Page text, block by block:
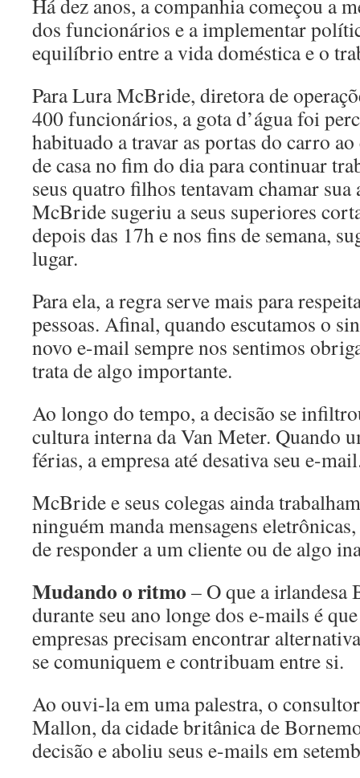
Há dez anos, a companhia começou a
dos funcionários e a implementar
equilíbrio entre a vida doméstica e o
Para Lura McBride, diretora de
400 funcionários, a gota d’água foi
habituado a travar as portas do carro
de casa no fim do dia para continuar
seus quatro filhos tentavam chamar sua
McBride sugeriu a seus superiores
depois das 17h e nos fins de semana,
lugar.
Para ela, a regra serve mais para
pessoas. Afinal, quando escutamos o
novo e-mail sempre nos sentimos
trata de algo importante.
Ao longo do tempo, a decisão se
cultura interna da Van Meter. Quando
férias, a empresa até desativa seu e-
McBride e seus colegas ainda
ninguém manda mensagens
de responder a um cliente ou de algo
Mudando o ritmo – O que a irlandesa
durante seu ano longe dos e-mails é
empresas precisam encontrar
se comuniquem e contribuam entre si.
Ao ouvi-la em uma palestra, o
Mallon, da cidade britânica de
decisão e aboliu seus e-mails em